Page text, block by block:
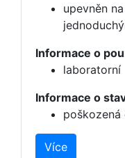
upevněn
Informace o
laboratorní
Informace o
Více